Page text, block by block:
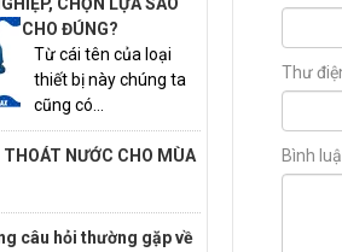
CHỌN LỰA SAO
CHO ĐÚNG?
Từ cái tên của loại
thiết bị này chúng ta
cũng có...
THOÁT NƯỚC CHO MÙA
câu hỏi thường gặp về
Thư
Bình